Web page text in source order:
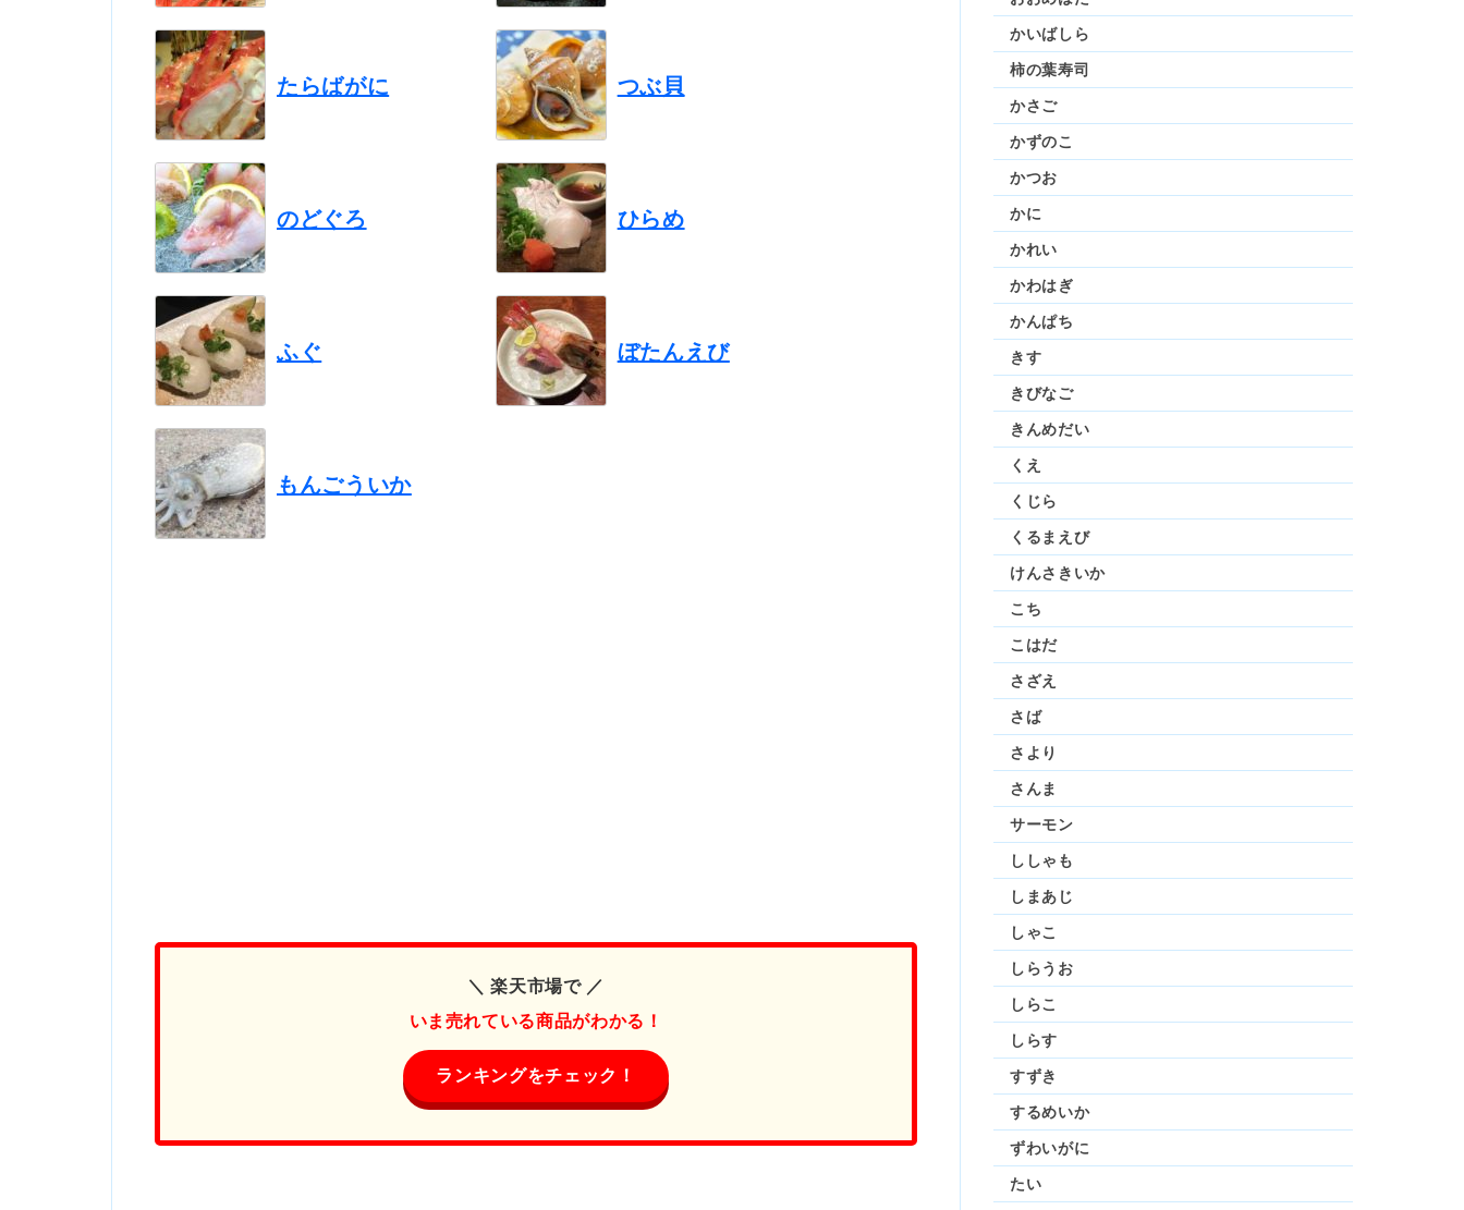
たらばがに つぶ貝
のどぐろ ひらめ
ふぐ ぼたんえび
もんごういか
＼ 楽天市場で ／
いま売れている商品がわかる！
ランキングをチェック！
かいばしら
柿の葉寿司
かさご
かずのこ
かつお
かに
かれい
かわはぎ
かんぱち
きす
きびなご
きんめだい
くえ
くじら
くるまえび
けんさきいか
こち
こはだ
さざえ
さば
さより
さんま
サーモン
ししゃも
しまあじ
しゃこ
しらうお
しらこ
しらす
すずき
するめいか
ずわいがに
たい